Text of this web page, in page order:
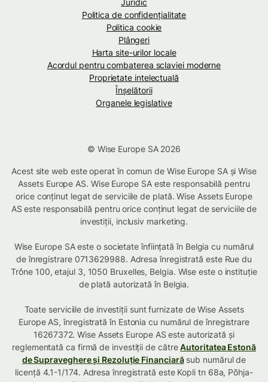
Juridic
Politica de confidenţialitate
Politica cookie
Plângeri
Harta site-urilor locale
Acordul pentru combaterea sclaviei moderne
Proprietate intelectuală
Înșelătorii
Organele legislative
© Wise Europe SA 2026
Acest site web este operat în comun de Wise Europe SA și Wise
Assets Europe AS. Wise Europe SA este responsabilă pentru
orice conținut legat de serviciile de plată. Wise Assets Europe
AS este responsabilă pentru orice conținut legat de serviciile de
investiții, inclusiv marketing.
Wise Europe SA este o societate înființată în Belgia cu numărul
de înregistrare 0713629988. Adresa înregistrată este Rue du
Trône 100, etajul 3, 1050 Bruxelles, Belgia. Wise este o instituție
de plată autorizată în Belgia.
Toate serviciile de investiții sunt furnizate de Wise Assets
Europe AS, înregistrată în Estonia cu numărul de înregistrare
16267372. Wise Assets Europe AS este autorizată și
reglementată ca firmă de investiții de cătreAutoritatea Estonă
de Supraveghere și Rezoluție Financiarăsub numărul de
licență 4.1-1/174. Adresa înregistrată este Kopli tn 68a, Põhja-